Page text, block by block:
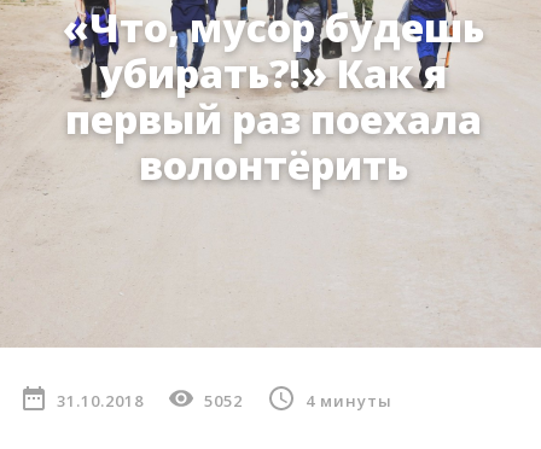
«Что, мусор будешь
убирать?!» Как я
первый раз поехала
волонтёрить
31.10.2018 5052 4 минуты